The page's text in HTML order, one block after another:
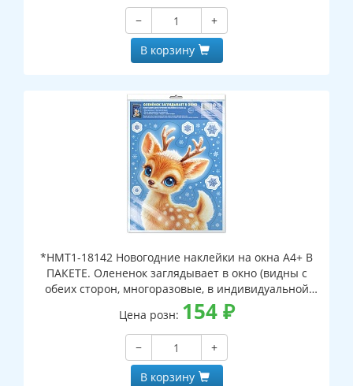
−
+
В корзину
*НМТ1-18142 Новогодние наклейки на окна А4+ В
ПАКЕТЕ. Олененок заглядывает в окно (видны с
обеих сторон, многоразовые, в индивидуальной
упаковке, с европодвесом и клеевым клапаном)
Цена розн: 154₽
−
+
В корзину